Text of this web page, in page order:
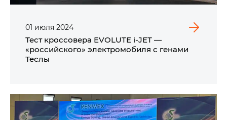
01 июля 2024
Тест кроссовера EVOLUTE i‑JET —
«российского» электромобиля с генами
Теслы